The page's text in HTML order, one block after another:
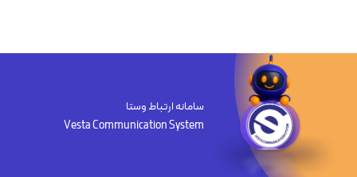
سامانه ارتباط وستا
Vesta Communication System